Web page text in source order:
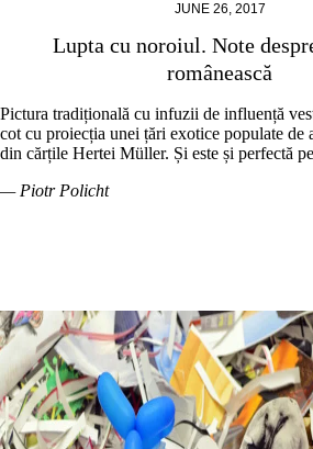
JUNE 26, 2017
Lupta cu noroiul. Note
românească
Pictura tradițională cu infuzii de influență
cot cu proiecția unei țări exotice populate de
din cărțile Hertei Müller. Și este și perfectă
— Piotr Policht